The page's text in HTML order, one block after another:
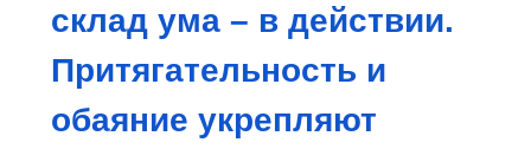
склад ума – в действии.
Притягательность и
обаяние укрепляют